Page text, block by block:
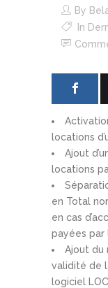
By
In
locations
Ajout
locations
en Total
en cas
payées par
Ajout du
validité de
logiciel